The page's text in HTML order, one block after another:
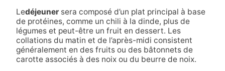
Ledéjeunersera composé d’un plat principal à base
de protéines, comme un chili à la dinde, plus de
légumes et peut-être un fruit en dessert. Les
collations du matin et de l’après-midi consistent
généralement en des fruits ou des bâtonnets de
carotte associés à des noix ou du beurre de noix.